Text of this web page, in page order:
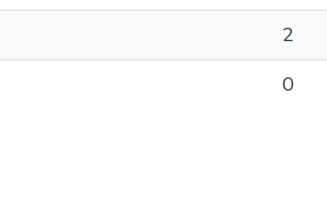
2
0